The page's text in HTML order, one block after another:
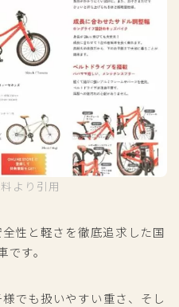
より引用
性と軽さを徹底追求した国
す。
でも扱いやすい重さ、そし